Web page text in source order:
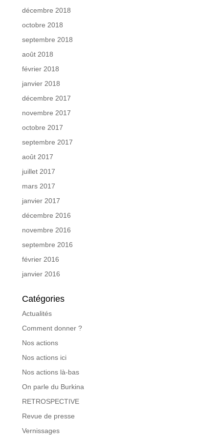
décembre 2018
octobre 2018
septembre 2018
août 2018
février 2018
janvier 2018
décembre 2017
novembre 2017
octobre 2017
septembre 2017
août 2017
juillet 2017
mars 2017
janvier 2017
décembre 2016
novembre 2016
septembre 2016
février 2016
janvier 2016
Catégories
Actualités
Comment donner ?
Nos actions
Nos actions ici
Nos actions là-bas
On parle du Burkina
RETROSPECTIVE
Revue de presse
Vernissages